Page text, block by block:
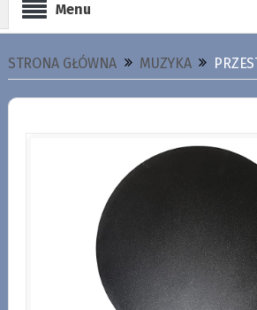
Menu
STRONA GŁÓWNA MUZYKA